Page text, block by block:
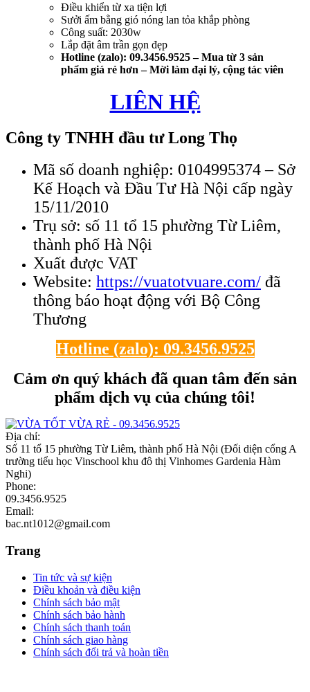
Điều khiển từ xa tiện lợi
Sưởi ấm bằng gió nóng lan tỏa khắp phòng
Công suất: 2030w
Lắp đặt âm trần gọn đẹp
Hotline (zalo): 09.3456.9525 – Mua từ 3 sản
phẩm giá rẻ hơn – Mời làm đại lý, cộng tác viên
LIÊN HỆ
Công ty TNHH đầu tư Long Thọ
Mã số doanh nghiệp: 0104995374 – Sở
Kế Hoạch và Đầu Tư Hà Nội cấp ngày
15/11/2010
Trụ sở: số 11 tổ 15 phường Từ Liêm,
thành phố Hà Nội
Xuất được VAT
Website: https://vuatotvuare.com/ đã
thông báo hoạt động với Bộ Công
Thương
Hotline (zalo): 09.3456.9525
Cảm ơn quý khách đã quan tâm đến sản
phẩm dịch vụ của chúng tôi!
Địa chỉ:
Số 11 tổ 15 phường Từ Liêm, thành phố Hà Nội (Đối diện cổng A
trường tiểu học Vinschool khu đô thị Vinhomes Gardenia Hàm
Nghi)
Phone:
09.3456.9525
Email:
bac.nt1012@gmail.com
Trang
Tin tức và sự kiện
Điều khoản và điều kiện
Chính sách bảo mật
Chính sách bảo hành
Chính sách thanh toán
Chính sách giao hàng
Chính sách đổi trả và hoàn tiền